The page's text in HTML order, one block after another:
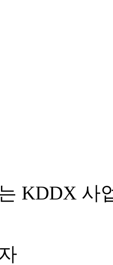
KDDX